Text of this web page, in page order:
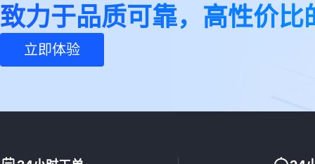
致力于品质可靠，高性价比
立即体验